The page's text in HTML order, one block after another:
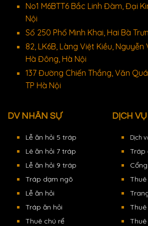
No1 M6BTT6 Bắc Linh Đàm, Đại
Nội
Số 250 Phố Minh Khai, Hai Bà
82, LK6B, Làng Việt Kiều, Nguyễn
Hà Đông, Hà Nội
137 Đường Chiến Thắng, Văn
TP Hà Nội
DV NHÂN SỰ
Lễ ăn hỏi 5 tráp
Lê ăn hỏi 7 tráp
Lễ ăn hỏi 9 tráp
Tráp dạm ngõ
Lễ ăn hỏi
Tráp ăn hỏi
Thuê chú rể
DỊCH
Dịch
Tráp